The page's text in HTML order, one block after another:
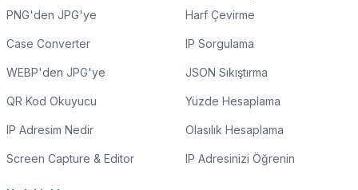
PNG'den JPG'ye
Case Converter
WEBP'den JPG'ye
QR Kod Okuyucu
IP Adresim Nedir
Screen Capture & Editor
Harf Çevirme
IP Sorgulama
JSON Sıkıştırma
Yüzde Hesaplama
Olasılık Hesaplama
IP Adresinizi Öğrenin